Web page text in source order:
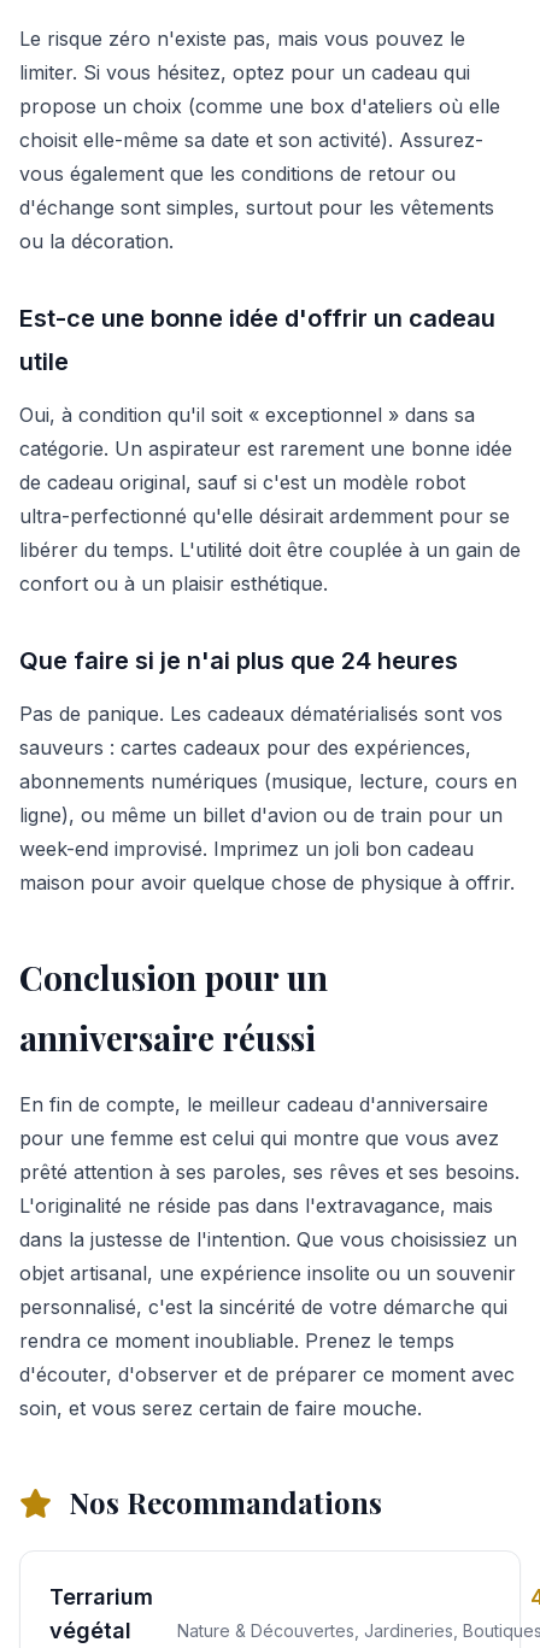
Le risque zéro n'existe pas, mais vous pouvez le
limiter. Si vous hésitez, optez pour un cadeau qui
propose un choix (comme une box d'ateliers où elle
choisit elle-même sa date et son activité). Assurez-
vous également que les conditions de retour ou
d'échange sont simples, surtout pour les vêtements
ou la décoration.
Est-ce une bonne idée d'offrir un cadeau
utile
Oui, à condition qu'il soit « exceptionnel » dans sa
catégorie. Un aspirateur est rarement une bonne idée
de cadeau original, sauf si c'est un modèle robot
ultra-perfectionné qu'elle désirait ardemment pour se
libérer du temps. L'utilité doit être couplée à un gain de
confort ou à un plaisir esthétique.
Que faire si je n'ai plus que 24 heures
Pas de panique. Les cadeaux dématérialisés sont vos
sauveurs : cartes cadeaux pour des expériences,
abonnements numériques (musique, lecture, cours en
ligne), ou même un billet d'avion ou de train pour un
week-end improvisé. Imprimez un joli bon cadeau
maison pour avoir quelque chose de physique à offrir.
Conclusion pour un
anniversaire réussi
En fin de compte, le meilleur cadeau d'anniversaire
pour une femme est celui qui montre que vous avez
prêté attention à ses paroles, ses rêves et ses besoins.
L'originalité ne réside pas dans l'extravagance, mais
dans la justesse de l'intention. Que vous choisissiez un
objet artisanal, une expérience insolite ou un souvenir
personnalisé, c'est la sincérité de votre démarche qui
rendra ce moment inoubliable. Prenez le temps
d'écouter, d'observer et de préparer ce moment avec
soin, et vous serez certain de faire mouche.
Nos Recommandations
Terrarium
végétal
Nature & Découvertes, Jardineries,